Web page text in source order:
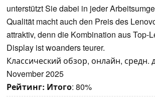
unterstützt Sie dabei in jeder
Qualität macht auch den Preis des
attraktiv, denn die Kombination aus Top-
Display ist woanders teurer.
Классический обзор, онлайн, средн.
November 2025
Рейтинг: Итого: 80%